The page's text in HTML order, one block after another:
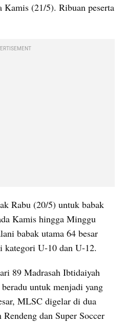
Kamis (21/5). Ribuan peserta
Rabu (20/5) untuk babak
Kamis hingga Minggu
babak utama 64 besar
kategori U-10 dan U-12.
89 Madrasah Ibtidaiyah
untuk menjadi yang
MLSC digelar di dua
dan Super Soccer